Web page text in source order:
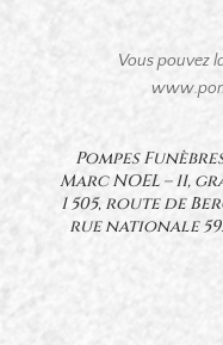
Vous pouvez
Pompes
Marc NOEL – 11,
1 505, route de
rue nationale